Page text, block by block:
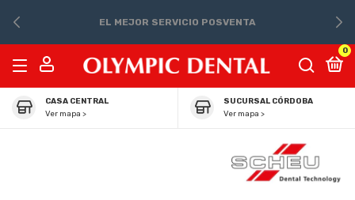
EL MEJOR SERVICIO POSVENTA
0
CASA CENTRAL
Ver mapa >
SUCURSAL CÓRDOBA
Ver mapa >